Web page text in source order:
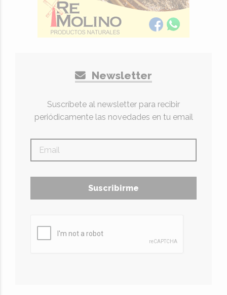
Newsletter
Suscríbete al newsletter para recibir
periódicamente las novedades en tu email
Suscribirme